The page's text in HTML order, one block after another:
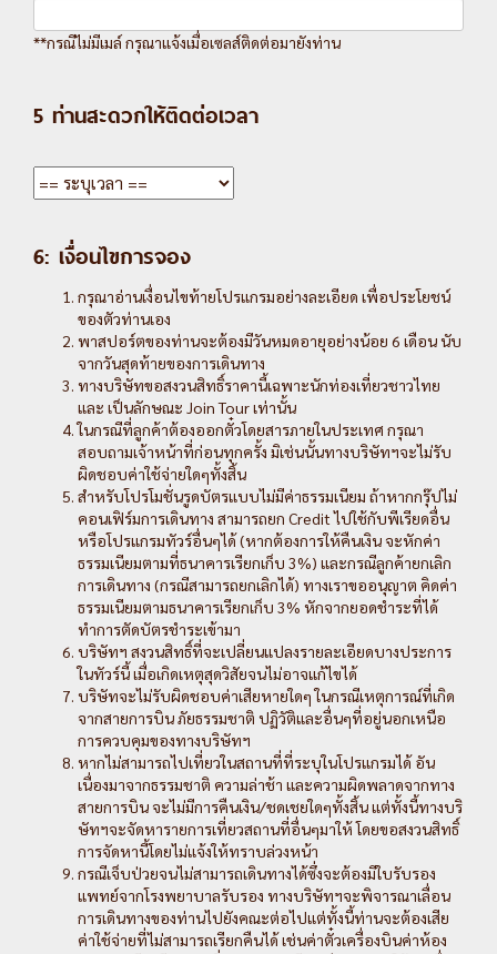
**กรณีไม่มีเมล์ กรุณาแจ้งเมื่อเซลส์ติดต่อมายังท่าน
5 ท่านสะดวกให้ติดต่อเวลา
6: เงื่อนไขการจอง
กรุณาอ่านเงื่อนไขท้ายโปรแกรมอย่างละเอียด เพื่อประโยชน์
ของตัวท่านเอง
พาสปอร์ตของท่านจะต้องมีวันหมดอายุอย่างน้อย 6 เดือน นับ
จากวันสุดท้ายของการเดินทาง
ทางบริษัทขอสงวนสิทธิ์ราคานี้เฉพาะนักท่องเที่ยวชาวไทย
และ เป็นลักษณะ Join Tour เท่านั้น
ในกรณีที่ลูกค้าต้องออกตั๋วโดยสารภายในประเทศ กรุณา
สอบถามเจ้าหน้าที่ก่อนทุกครั้ง มิเช่นนั้นทางบริษัทฯจะไม่รับ
ผิดชอบค่าใช้จ่ายใดๆทั้งสิ้น
สำหรับโปรโมชั่นรูดบัตรแบบไม่มีค่าธรรมเนียม ถ้าหากกรุ๊ปไม่
คอนเฟิร์มการเดินทาง สามารถยก Credit ไปใช้กับพีเรียดอื่น
หรือโปรแกรมทัวร์อื่นๆได้ (หากต้องการให้คืนเงิน จะหักค่า
ธรรมเนียมตามที่ธนาคารเรียกเก็บ 3%) และกรณีลูกค้ายกเลิก
การเดินทาง (กรณีสามารถยกเลิกได้) ทางเราขออนุญาต คิดค่า
ธรรมเนียมตามธนาคารเรียกเก็บ 3% หักจากยอดชำระที่ได้
ทำการตัดบัตรชำระเข้ามา
บริษัทฯ สงวนสิทธิ์ที่จะเปลี่ยนแปลงรายละเอียดบางประการ
ในทัวร์นี้ เมื่อเกิดเหตุสุดวิสัยจนไม่อาจแก้ไขได้
บริษัทจะไม่รับผิดชอบค่าเสียหายใดๆ ในกรณีเหตุการณ์ที่เกิด
จากสายการบิน ภัยธรรมชาติ ปฏิวัติและอื่นๆที่อยู่นอกเหนือ
การควบคุมของทางบริษัทฯ
หากไม่สามารถไปเที่ยวในสถานที่ที่ระบุในโปรแกรมได้ อัน
เนื่องมาจากธรรมชาติ ความล่าช้า และความผิดพลาดจากทาง
สายการบิน จะไม่มีการคืนเงิน/ชดเชยใดๆทั้งสิ้น แต่ทั้งนี้ทางบริ
ษัทฯจะจัดหารายการเที่ยวสถานที่อื่นๆมาให้ โดยขอสงวนสิทธิ์
การจัดหานี้โดยไม่แจ้งให้ทราบล่วงหน้า
กรณีเจ็บป่วยจนไม่สามารถเดินทางได้ซึ่งจะต้องมีใบรับรอง
แพทย์จากโรงพยาบาลรับรอง ทางบริษัทฯจะพิจารณาเลื่อน
การเดินทางของท่านไปยังคณะต่อไปแต่ทั้งนี้ท่านจะต้องเสีย
ค่าใช้จ่ายที่ไม่สามารถเรียกคืนได้ เช่นค่าตั๋วเครื่องบินค่าห้อง